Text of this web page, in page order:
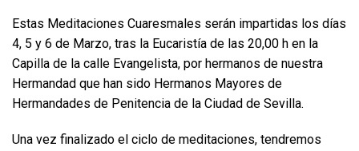
Estas Meditaciones Cuaresmales serán impartidas los días
4, 5 y 6 de Marzo, tras la Eucaristía de las 20,00 h en la
Capilla de la calle Evangelista, por hermanos de nuestra
Hermandad que han sido Hermanos Mayores de
Hermandades de Penitencia de la Ciudad de Sevilla.
Una vez finalizado el ciclo de meditaciones, tendremos